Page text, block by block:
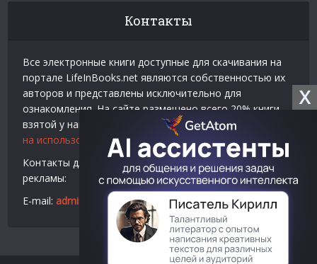
X
Контакты
Все электронные книги доступные для скачивания на
портале LifeInBooks.net являются собственностью их
авторов и представлены исключительно для
ознакомления. На сайте размещено всего 20% книги
взятой у нашего партнера
Официальное разрешение
на использование материалов Litres .
Контакты для связи по вопросам авторского права и
рекламы:
E-mail: admin@lifeinbooks.net